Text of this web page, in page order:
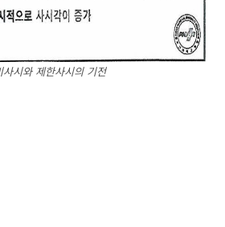
사시와 제한사시의 기전